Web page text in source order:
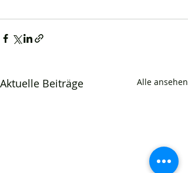
Aktuelle Beiträge Alle ansehen